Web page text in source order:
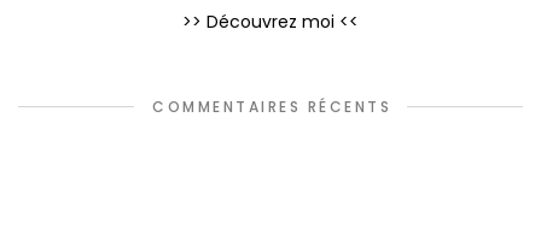
>> Découvrez moi <<
COMMENTAIRES RÉCENTS